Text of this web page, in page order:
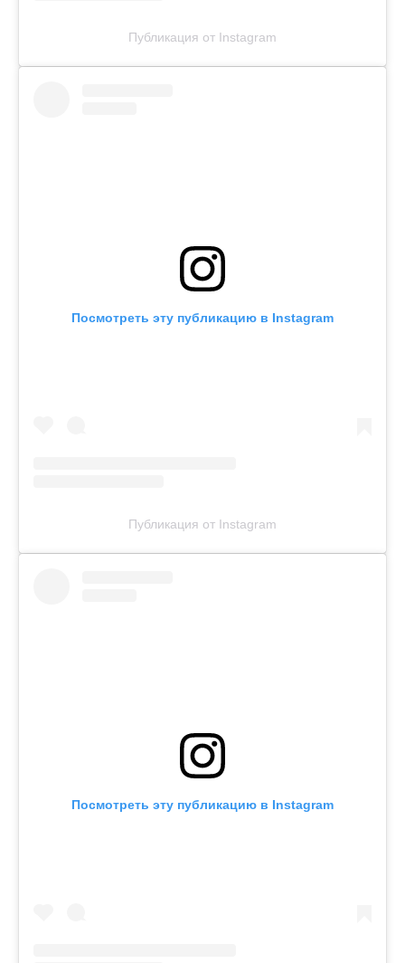
Публикация от Instagram
Посмотреть эту публикацию в Instagram
Публикация от Instagram
Посмотреть эту публикацию в Instagram